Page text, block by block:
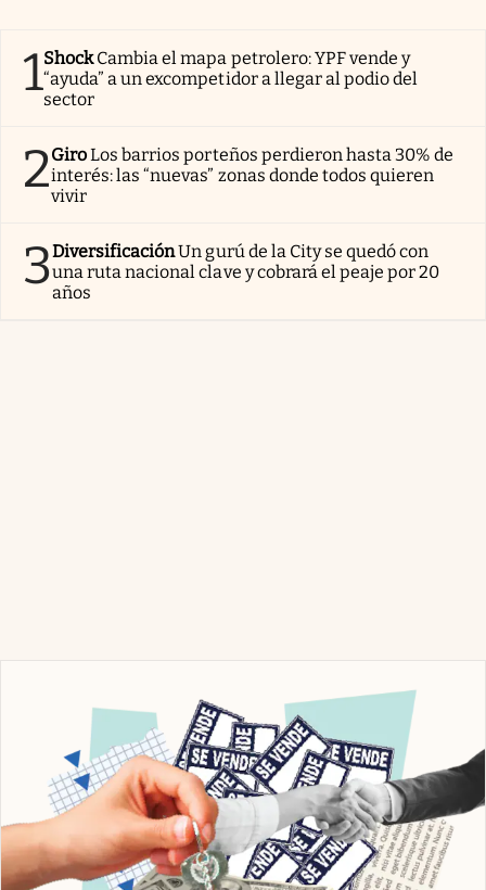
1Shock Cambia el mapa petrolero: YPF vende y
“ayuda” a un excompetidor a llegar al podio del
sector
2GiroLos barrios porteños perdieron hasta 30% de
interés: las “nuevas” zonas donde todos quieren
vivir
3DiversificaciónUn gurú de la City se quedó con
una ruta nacional clave y cobrará el peaje por 20
años